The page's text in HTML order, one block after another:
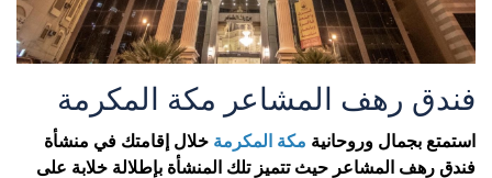
فندق رهف المشاعر مكة المكرمة
استمتع بجمال وروحانية مكة المكرمة خلال إقامتك في منشأة
فندق رهف المشاعر حيث تتميز تلك المنشأة بإطلالة خلابة على